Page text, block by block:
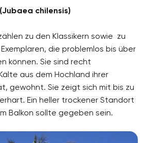
chilensis)
zu den Klassikern sowie zu
die problemlos bis über
können. Sie sind recht
aus dem Hochland ihrer
gewohnt. Sie zeigt sich mit bis zu
Ein heller trockener Standort
Balkon sollte gegeben sein.